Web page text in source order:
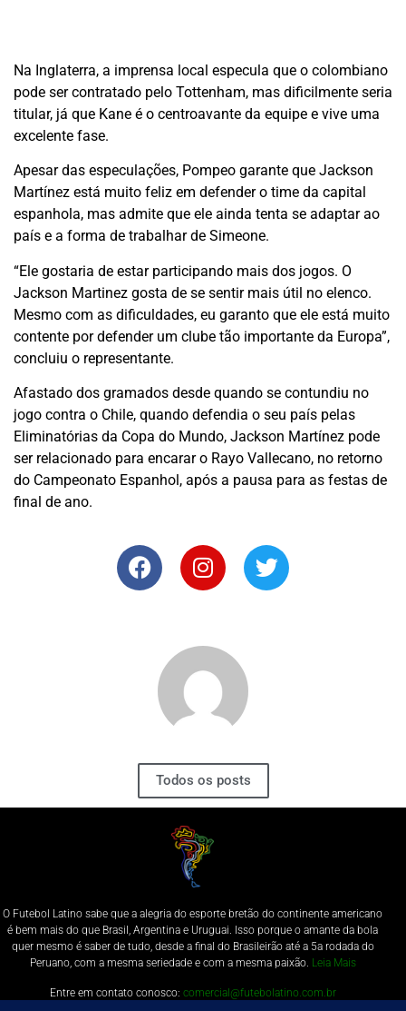
Na Inglaterra, a imprensa local especula que o colombiano
pode ser contratado pelo Tottenham, mas dificilmente seria
titular, já que Kane é o centroavante da equipe e vive uma
excelente fase.
Apesar das especulações, Pompeo garante que Jackson
Martínez está muito feliz em defender o time da capital
espanhola, mas admite que ele ainda tenta se adaptar ao
país e a forma de trabalhar de Simeone.
“Ele gostaria de estar participando mais dos jogos. O
Jackson Martinez gosta de se sentir mais útil no elenco.
Mesmo com as dificuldades, eu garanto que ele está muito
contente por defender um clube tão importante da Europa”,
concluiu o representante.
Afastado dos gramados desde quando se contundiu no
jogo contra o Chile, quando defendia o seu país pelas
Eliminatórias da Copa do Mundo, Jackson Martínez pode
ser relacionado para encarar o Rayo Vallecano, no retorno
do Campeonato Espanhol, após a pausa para as festas de
final de ano.
Todos os posts
O Futebol Latino sabe que a alegria do esporte bretão do continente americano
é bem mais do que Brasil, Argentina e Uruguai. Isso porque o amante da bola
quer mesmo é saber de tudo, desde a final do Brasileirão até a 5a rodada do
Peruano, com a mesma seriedade e com a mesma paixão. Leia Mais
Entre em contato conosco: comercial@futebolatino.com.br